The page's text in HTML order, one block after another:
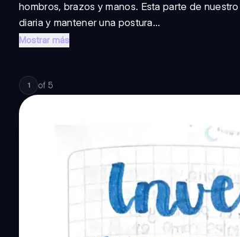
hombros, brazos y manos. Esta parte de
diaria y mantener una postura...
Mostrar más
1 of 5